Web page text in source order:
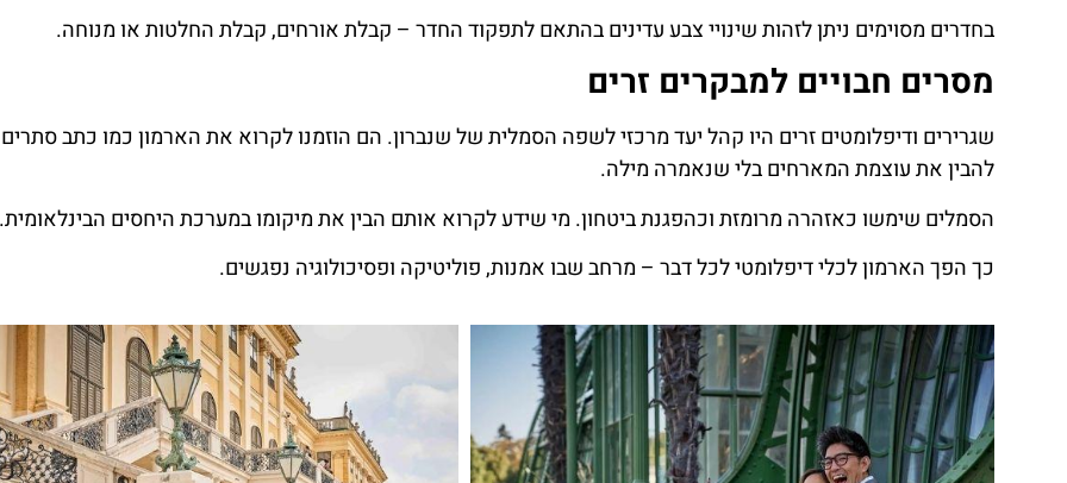
בחדרים מסוימים ניתן לזהות שינויי צבע עדינים בהתאם לתפקוד החדר – קבלת אורחים, קבלת החלטות או מנוחה.
מסרים חבויים למבקרים זרים
שגרירים ודיפלומטים זרים היו קהל יעד מרכזי לשפה הסמלית של שנברון. הם הוזמנו לקרוא את הארמון כמו כתב
להבין את עוצמת המארחים בלי שנאמרה מילה.
הסמלים שימשו כאזהרה מרומזת וכהפגנת ביטחון. מי שידע לקרוא אותם הבין את מיקומו במערכת היחסים הבינלאומית.
כך הפך הארמון לכלי דיפלומטי לכל דבר – מרחב שבו אמנות, פוליטיקה ופסיכולוגיה נפגשים.